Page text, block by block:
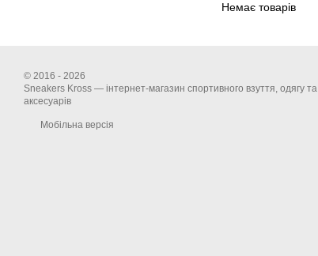
Немає товарів
© 2016 - 2026
Sneakers Kross — інтернет-магазин спортивного взуття, одягу та
аксесуарів
Мобільна версія